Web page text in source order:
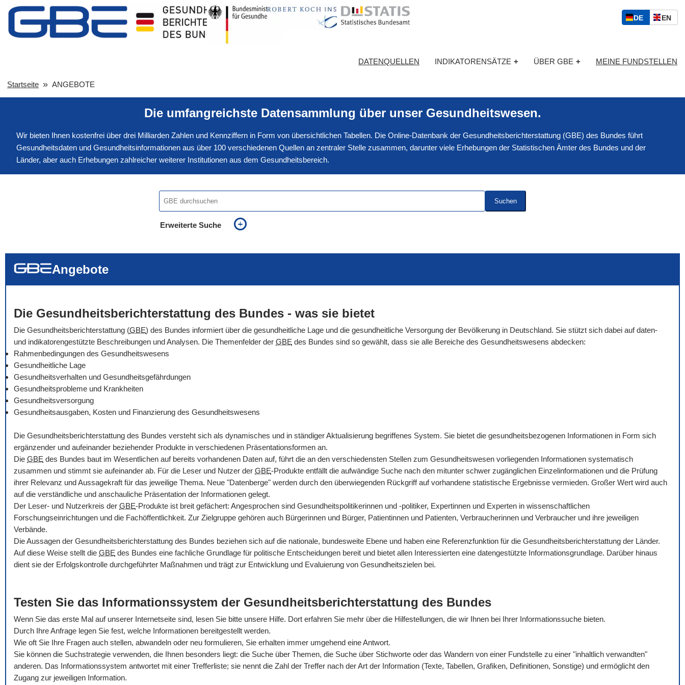
S
p
c
h
l
DED
S
ENE
I
H
DATENQUELLEN INDIKATORENSÄTZE + ÜBER GBE + MEINE FUNDSTELLEN
Startseite ANGEBOTE
Die umfangreichste Datensammlung über unser Gesundheitswesen.
Wir bieten Ihnen kostenfrei über drei Milliarden Zahlen und Kennziffern in Form von übersichtlichen Tabellen. Die Online-Datenbank der Gesundheitsberichterstattung (GBE) des Bundes führt
Gesundheitsdaten und Gesundheitsinformationen aus über 100 verschiedenen Quellen an zentraler Stelle zusammen, darunter viele Erhebungen der Statistischen Ämter des Bundes und der
Länder, aber auch Erhebungen zahlreicher weiterer Institutionen aus dem Gesundheitsbereich.
Suchen
Erweiterte Suche
Angebote
Die Gesundheitsberichterstattung des Bundes - was sie bietet
Die Gesundheitsberichterstattung (GBE) des Bundes informiert über die gesundheitliche Lage und die gesundheitliche Versorgung der Bevölkerung in Deutschland. Sie stützt sich dabei auf daten-
und indikatorengestützte Beschreibungen und Analysen. Die Themenfelder der GBE des Bundes sind so gewählt, dass sie alle Bereiche des Gesundheitswesens abdecken:
Rahmenbedingungen des Gesundheitswesens
Gesundheitliche Lage
Gesundheitsverhalten und Gesundheitsgefährdungen
Gesundheitsprobleme und Krankheiten
Gesundheitsversorgung
Gesundheitsausgaben, Kosten und Finanzierung des Gesundheitswesens
Die Gesundheitsberichterstattung des Bundes versteht sich als dynamisches und in ständiger Aktualisierung begriffenes System. Sie bietet die gesundheitsbezogenen Informationen in Form sich
ergänzender und aufeinander beziehender Produkte in verschiedenen Präsentationsformen an.
Die GBE des Bundes baut im Wesentlichen auf bereits vorhandenen Daten auf, führt die an den verschiedensten Stellen zum Gesundheitswesen vorliegenden Informationen systematisch
zusammen und stimmt sie aufeinander ab. Für die Leser und Nutzer der GBE-Produkte entfällt die aufwändige Suche nach den mitunter schwer zugänglichen Einzelinformationen und die Prüfung
ihrer Relevanz und Aussagekraft für das jeweilige Thema. Neue "Datenberge" werden durch den überwiegenden Rückgriff auf vorhandene statistische Ergebnisse vermieden. Großer Wert wird auch
auf die verständliche und anschauliche Präsentation der Informationen gelegt.
Der Leser- und Nutzerkreis der GBE-Produkte ist breit gefächert: Angesprochen sind Gesundheitspolitikerinnen und -politiker, Expertinnen und Experten in wissenschaftlichen
Forschungseinrichtungen und die Fachöffentlichkeit. Zur Zielgruppe gehören auch Bürgerinnen und Bürger, Patientinnen und Patienten, Verbraucherinnen und Verbraucher und ihre jeweiligen
Verbände.
Die Aussagen der Gesundheitsberichterstattung des Bundes beziehen sich auf die nationale, bundesweite Ebene und haben eine Referenzfunktion für die Gesundheitsberichterstattung der Länder.
Auf diese Weise stellt die GBE des Bundes eine fachliche Grundlage für politische Entscheidungen bereit und bietet allen Interessierten eine datengestützte Informationsgrundlage. Darüber hinaus
dient sie der Erfolgskontrolle durchgeführter Maßnahmen und trägt zur Entwicklung und Evaluierung von Gesundheitszielen bei.
Testen Sie das Informationssystem der Gesundheitsberichterstattung des Bundes
Wenn Sie das erste Mal auf unserer Internetseite sind, lesen Sie bitte unsere Hilfe. Dort erfahren Sie mehr über die Hilfestellungen, die wir Ihnen bei Ihrer Informationssuche bieten.
Durch Ihre Anfrage legen Sie fest, welche Informationen bereitgestellt werden.
Wie oft Sie Ihre Fragen auch stellen, abwandeln oder neu formulieren, Sie erhalten immer umgehend eine Antwort.
Sie können die Suchstrategie verwenden, die Ihnen besonders liegt: die Suche über Themen, die Suche über Stichworte oder das Wandern von einer Fundstelle zu einer "inhaltlich verwandten"
anderen. Das Informationssystem antwortet mit einer Trefferliste; sie nennt die Zahl der Treffer nach der Art der Information (Texte, Tabellen, Grafiken, Definitionen, Sonstige) und ermöglicht den
Zugang zur jeweiligen Information.